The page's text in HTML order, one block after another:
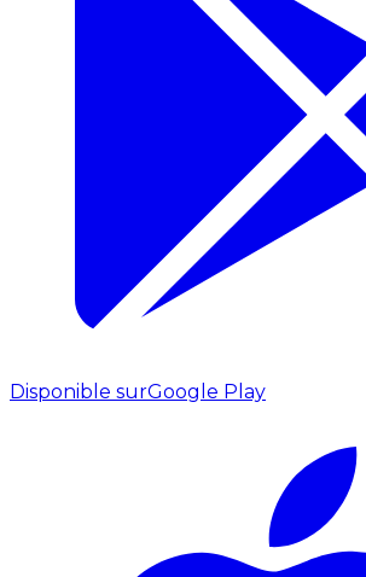
Disponible surGoogle Play